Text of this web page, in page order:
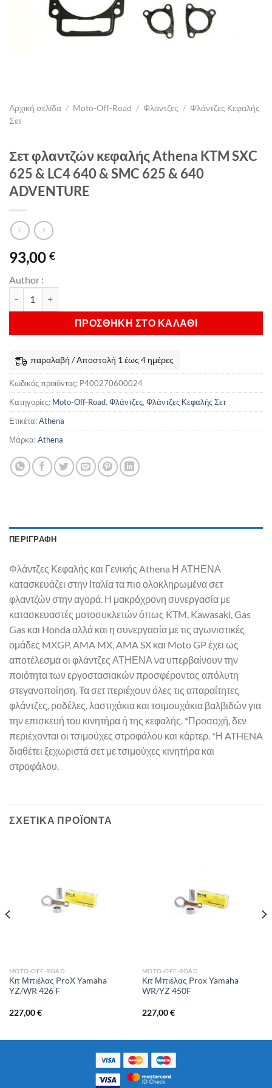
Αρχική σελίδα / Moto-Off-Road / Φλάντζες / Φλάντζες Κεφαλής
Σετ
Σετ φλαντζών κεφαλής Athena KTM SXC
625 & LC4 640 & SMC 625 & 640
ADVENTURE
93,00 €
Author :
ΠΡΟΣΘΉΚΗ ΣΤΟ ΚΑΛΆΘΙ
παραλαβή / Αποστολή 1 έως 4 ημέρες
Κωδικός προϊόντος: P400270600024
Κατηγορίες: Moto-Off-Road, Φλάντζες, Φλάντζες Κεφαλής Σετ
Ετικέτα:Athena
Μάρκα:Athena
ΠΕΡΙΓΡΑΦΉ
Φλάντζες Κεφαλής και Γενικής Athena Η ΑΤΗΕΝΑ
κατασκευάζει στην Ιταλία τα πιο ολοκληρωμένα σετ
φλαντζών στην αγορά. Η μακρόχρονη συνεργασία με
κατασκευαστές μοτοσυκλετών όπως KTM, Kawasaki, Gas
Gas και Honda αλλά και η συνεργασία με τις αγωνιστικές
ομάδες MXGP, AMA MX, AMA SX και Moto GP έχει ως
αποτέλεσμα οι φλάντζες ΑΤΗΕΝΑ να υπερβαίνουν την
ποιότητα των εργοστασιακών προσφέροντας απόλυτη
στεγανοποίηση. Τα σετ περιέχουν όλες τις απαραίτητες
φλάντζες, ροδέλες, λαστιχάκια και τσιμουχάκια βαλβιδών για
την επισκευή του κινητήρα ή της κεφαλής. *Προσοχή, δεν
περιέχονται οι τσιμούχες στροφάλου και κάρτερ. *Η ATHENA
διαθέτει ξεχωριστά σετ με τσιμούχες κινητήρα και
στροφάλου.
ΣΧΕΤΙΚΆ ΠΡΟΪΌΝΤΑ
MOTO-OFF-ROAD
Κιτ Μπιέλας ProX Yamaha
YZ/WR 426 F
227,00€
MOTO-OFF-ROAD
Κιτ Μπιέλας Prox Yamaha
WR/YZ 450F
227,00€